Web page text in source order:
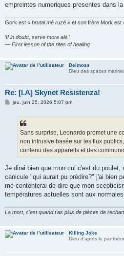
empreintes numeriques presentes dans
Gork est « brutal mè ruzé » et son frère Mork est
‘If in doubt, serve more ale.’
— First lesson of the rites of healing
Deimoss
Dieu des spaces
Re: [I.A] Skynet Resistenza!
Mjeu. juin 25, 2026 5:07 pm
Sans surprise, Leonardo promet une
non intrusive basée sur les flux
contenu des appareils et des
Je dirai bien que mon cul c'est du poulet,
canicule "qui aurait pu prédire?" j'ai bien
me contenterai de dire que mon
températures actuelles sont aux normales
La mort, c'est quand t'as plus de pièces de
Killing Joke
Dieu d'après le